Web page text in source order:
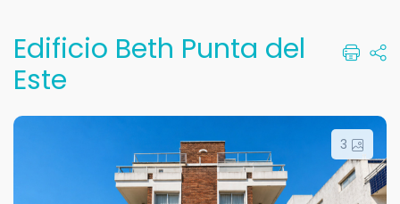
Edificio Beth Punta del
Este
3